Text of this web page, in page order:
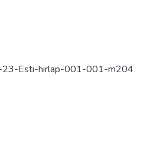
Esti-hirlap-001-001-m204